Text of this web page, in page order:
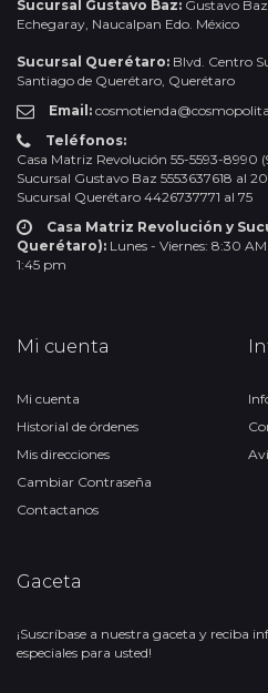
Sucursal Gustavo Baz: Gustavo
Echegaray, Naucalpan Edo. México
Sucursal Querétaro: Blvd. Centro
Santiago de Querétaro, Querétaro
Email:
Teléfonos:
Casa Matriz Revolución 55-5593-8990
Sucursal Gustavo Baz 5553637618 al 20
Sucursal Querétaro 4426737771 al 75
Casa Matriz Revolución y
Querétaro): Lunes - Viernes: 8:30
1:45 pm
Mi cuenta
Mi cuenta
Historial de órdenes
Mis direcciones
Cambiar Contraseña
Contactanos
Gaceta
¡Suscríbase a nuestra gaceta y reciba
especiales para usted!